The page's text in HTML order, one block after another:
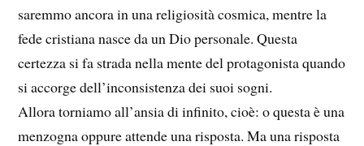
saremmo ancora in una religiosità cosmica, mentre la
fede cristiana nasce da un Dio personale. Questa
certezza si fa strada nella mente del protagonista quando
si accorge dell’inconsistenza dei suoi sogni.
Allora torniamo all’ansia di infinito, cioè: o questa è una
menzogna oppure attende una risposta. Ma una risposta